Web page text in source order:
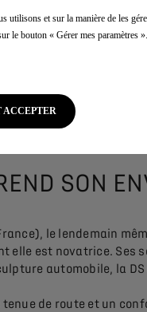
SON
le lendemain
est novatrice. Ses
automobile, la
de route et un
utilisons et sur la manière de les
le bouton « Gérer mes paramètres ».
ACCEPTER